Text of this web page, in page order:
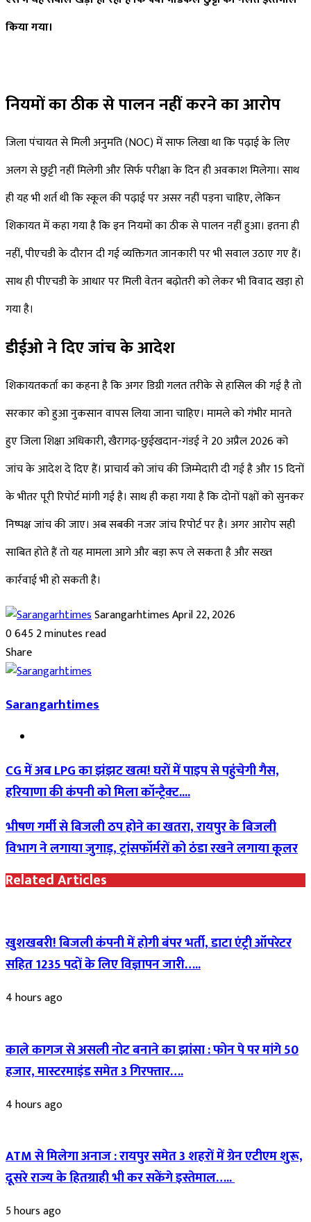
किया गया।
नियमों का ठीक से पालन नहीं करने का आरोप
जिला पंचायत से मिली अनुमति (NOC) में साफ लिखा था कि पढ़ाई के लिए
अलग से छुट्टी नहीं मिलेगी और सिर्फ परीक्षा के दिन ही अवकाश मिलेगा। साथ
ही यह भी शर्त थी कि स्कूल की पढ़ाई पर असर नहीं पड़ना चाहिए, लेकिन
शिकायत में कहा गया है कि इन नियमों का ठीक से पालन नहीं हुआ। इतना ही
नहीं, पीएचडी के दौरान दी गई व्यक्तिगत जानकारी पर भी सवाल उठाए गए हैं।
साथ ही पीएचडी के आधार पर मिली वेतन बढ़ोतरी को लेकर भी विवाद खड़ा हो
गया है।
डीईओ ने दिए जांच के आदेश
शिकायतकर्ता का कहना है कि अगर डिग्री गलत तरीके से हासिल की गई है तो
सरकार को हुआ नुकसान वापस लिया जाना चाहिए। मामले को गंभीर मानते
हुए जिला शिक्षा अधिकारी, खैरागढ़-छुईखदान-गंडई ने 20 अप्रैल 2026 को
जांच के आदेश दे दिए हैं। प्राचार्य को जांच की जिम्मेदारी दी गई है और 15 दिनों
के भीतर पूरी रिपोर्ट मांगी गई है। साथ ही कहा गया है कि दोनों पक्षों को सुनकर
निष्पक्ष जांच की जाए। अब सबकी नजर जांच रिपोर्ट पर है। अगर आरोप सही
साबित होते हैं तो यह मामला आगे और बड़ा रूप ले सकता है और सख्त
कार्रवाई भी हो सकती है।
SarangarhtimesSend
April 22, 2026
06452 minutes read
Facebook
Twitter
LinkedIn
Pinterest
Messenger
Messenger
WhatsApp
Telegram
Share
Facebook
Twitter
LinkedIn
Pinterest
Messenger
Messenger
WhatsApp
Telegram
Share
Email
Print
Sarangarhtimes
CG में अब LPG का झंझट खत्म! घरों में पाइप से पहुंचेगी गैस,
हरियाणा की कंपनी को मिला कॉन्ट्रैक्ट....
भीषण गर्मी से बिजली ठप होने का खतरा, रायपुर के बिजली
विभाग ने लगाया जुगाड़, ट्रांसफॉर्मरों को ठंडा रखने लगाया कूलर
Related Articles
खुशखबरी! बिजली कंपनी में होगी बंपर भर्ती, डाटा एंट्री ऑपरेटर
सहित 1235 पदों के लिए विज्ञापन जारी…..
4 hours ago
काले कागज से असली नोट बनाने का झांसा : फोन पे पर मांगे 50
हजार, मास्टरमाइंड समेत 3 गिरफ्तार….
4 hours ago
ATM से मिलेगा अनाज : रायपुर समेत 3 शहरों में ग्रेन एटीएम शुरू,
दूसरे राज्य के हितग्राही भी कर सकेंगे इस्तेमाल…..
5 hours ago